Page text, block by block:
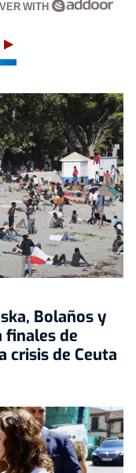
WITH
Bolaños y
finales de
crisis de Ceuta